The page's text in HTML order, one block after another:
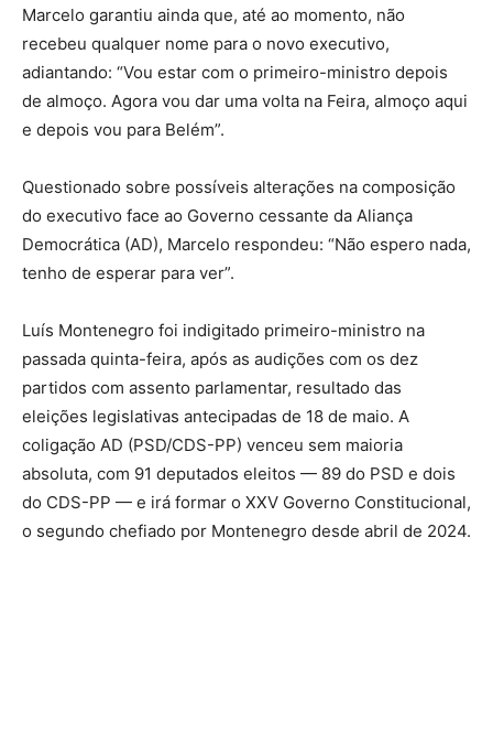
Marcelo garantiu ainda que, até ao momento, não
recebeu qualquer nome para o novo executivo,
adiantando: “Vou estar com o primeiro-ministro depois
de almoço. Agora vou dar uma volta na Feira, almoço aqui
e depois vou para Belém”.
Questionado sobre possíveis alterações na composição
do executivo face ao Governo cessante da Aliança
Democrática (AD), Marcelo respondeu: “Não espero nada,
tenho de esperar para ver”.
Luís Montenegro foi indigitado primeiro-ministro na
passada quinta-feira, após as audições com os dez
partidos com assento parlamentar, resultado das
eleições legislativas antecipadas de 18 de maio. A
coligação AD (PSD/CDS-PP) venceu sem maioria
absoluta, com 91 deputados eleitos — 89 do PSD e dois
do CDS-PP — e irá formar o XXV Governo Constitucional,
o segundo chefiado por Montenegro desde abril de 2024.